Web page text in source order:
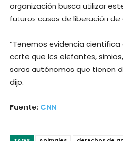
organización busca utilizar
futuros casos de liberación de
“Tenemos evidencia
corte que los elefantes,
seres autónomos que tienen
dijo.
Fuente: CNN